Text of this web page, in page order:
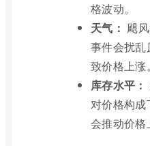
格波动。
天气： 飓
事件会扰乱
致价格上涨。
库存水平：
对价格构
会推动价格